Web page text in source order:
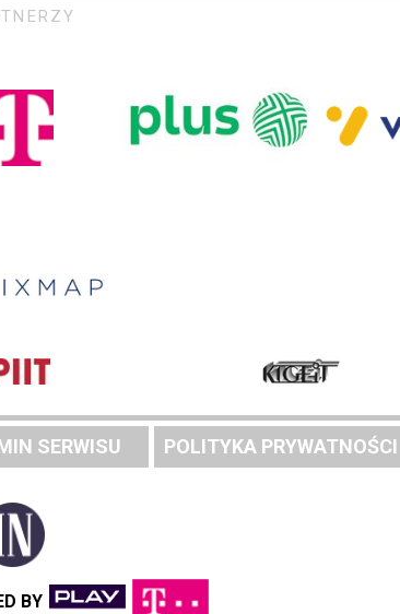
SERWISU POLITYKA PRYWATNOŚCI
BY